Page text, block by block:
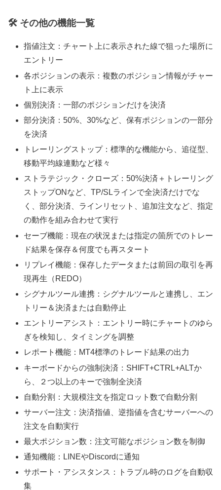
🛠 その他の機能一覧
指値注文：チャート上に表示された線で狙った場所に
エントリー
各ポジションの表示：複数のポジション情報がチャー
ト上に表示
個別決済：一部のポジションだけを決済
部分決済：50%、30%など、保有ポジションの一部分
を決済
トレーリングストップ：標準的な機能から、追従型、
移動平均線連動など様々
ストラテジック・クローズ：50%決済＋トレーリング
ストップONなど、TP/SLラインで全決済だけでな
く、部分決済、ラインリセット、追加注文など、指定
の動作を組み合わせて実行
セーブ機能：現在の状況または指定の箇所でのトレー
ド結果を保存＆何度でも再スタート
リプレイ機能：保存したデータまたは前回の取引を再
現再生（REDO）
シグナルツール連携：シグナルツールと連携し、エン
トリー＆決済または自動停止
エントリーアシスト：エントリー時にチャートのゆら
ぎを検知し、タイミングを調整
レポート機能：MT4標準のトレード結果の出力
キーボードからの強制決済：SHIFT+CTRL+ALTか
ら、２つ以上のキーで強制全決済
自動分割：大規模注文を指定ロット数で自動分割
サーバー注文：決済指値、逆指値を含むサーバーへの
注文を自動実行
最大ポジション数：注文可能なポジション数を制御
通知機能：LINEやDiscordに通知
サポート・アシスタンス：トラブル時のログを自動収
集